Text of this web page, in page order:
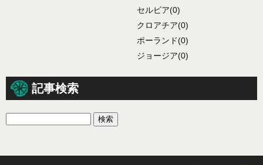
セルビア(0)
クロアチア(0)
ポーランド(0)
ジョージア(0)
記事検索